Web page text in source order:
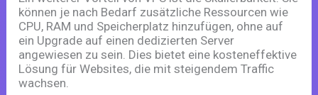
können je nach Bedarf zusätzliche Ressourcen wie
CPU, RAM und Speicherplatz hinzufügen, ohne auf
ein Upgrade auf einen dedizierten Server
angewiesen zu sein. Dies bietet eine kosteneffektive
Lösung für Websites, die mit steigendem Traffic
wachsen.